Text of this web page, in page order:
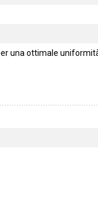
una ottimale